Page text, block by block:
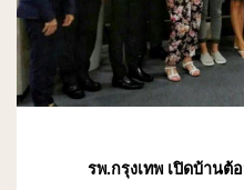
รพ.กรุงเทพ เปิดบ้าน